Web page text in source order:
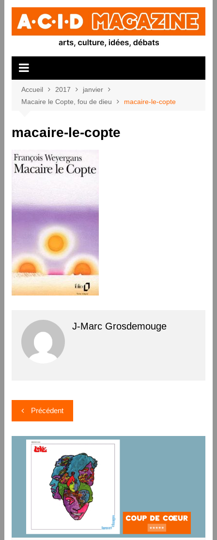
Aller
contenu
Accueil 2017
janvier
Macaire le Copte, fou de dieu
macaire-le-copte
macaire-le-copte
J-Marc Grosdemouge
Navigation
de
l’article
Précédent